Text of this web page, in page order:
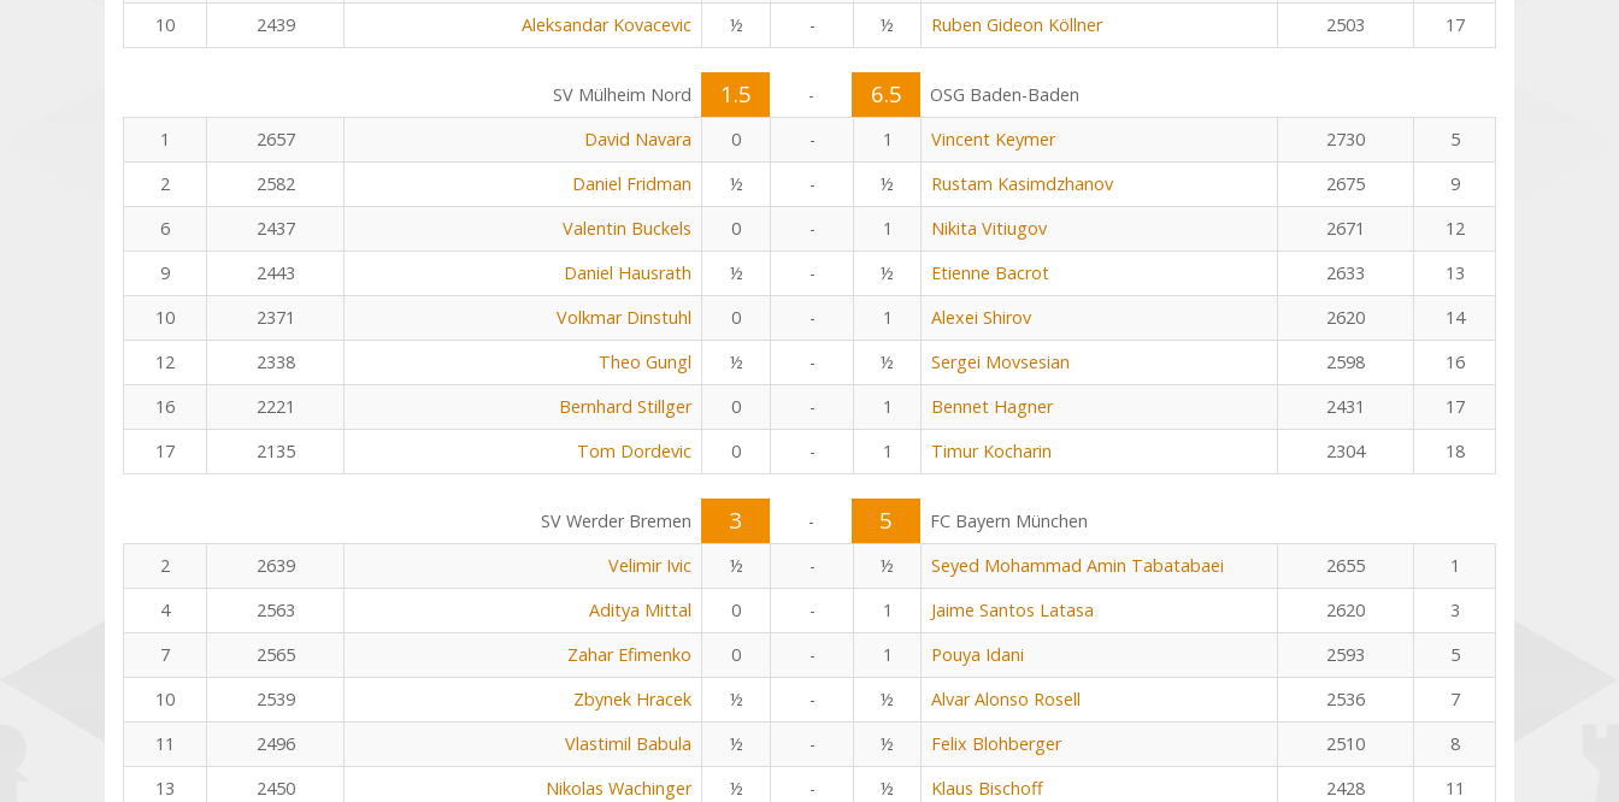
10
2439 Aleksandar Kovacevic ½ - ½ Ruben Gideon Köllner 2503 17
SV Mülheim Nord 1.5 - 6.5
OSG Baden-Baden
1
2657 David Navara 0 - 1 Vincent Keymer 2730
5
2
2582 Daniel Fridman ½ - ½ Rustam Kasimdzhanov 2675
9
6
2437 Valentin Buckels 0 - 1 Nikita Vitiugov 2671
12
9
2443 Daniel Hausrath ½ - ½ Etienne Bacrot 2633
13
10
2371 Volkmar Dinstuhl 0 - 1 Alexei Shirov 2620
14
12
2338 Theo Gungl ½ - ½ Sergei Movsesian 2598
16
16
2221 Bernhard Stillger 0 - 1 Bennet Hagner 2431
17
17
2135 Tom Dordevic 0 - 1 Timur Kocharin 2304 18
SV Werder Bremen 3 - 5
FC Bayern München
2
2639 Velimir Ivic ½ - ½ Seyed Mohammad Amin Tabatabaei 2655
1
4
2563 Aditya Mittal 0 - 1 Jaime Santos Latasa 2620
3
7
2565 Zahar Efimenko 0 - 1 Pouya Idani 2593
5
10
2539 Zbynek Hracek ½ - ½ Alvar Alonso Rosell 2536
7
11
2496 Vlastimil Babula ½ - ½ Felix Blohberger 2510
8
13
2450 Nikolas Wachinger ½ - ½ Klaus Bischoff 2428
11